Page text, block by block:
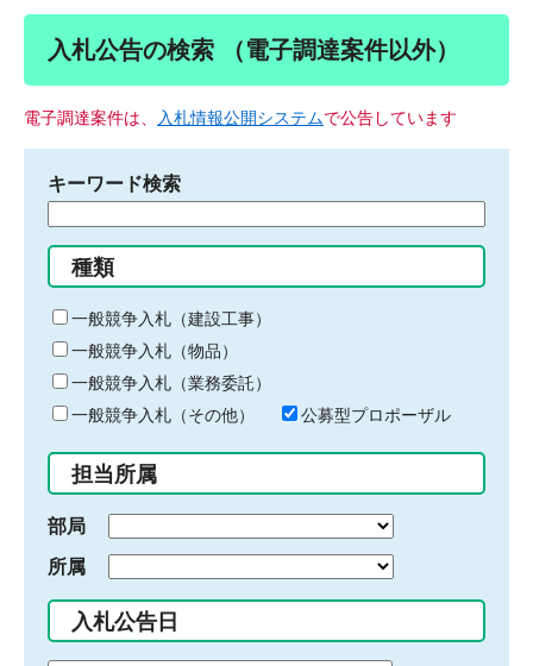
入札公告の検索 （電子調達案件以外）
電子調達案件は、 入札情報公開システムで公告しています
キーワード検索
る
キ
ー
ワ
ー
ド
入
力
種類
一般競争入札（建設工事）
一般競争入札（物品）
一般競争入札（業務委託）
一般競争入札（その他）
公募型プロポーザル
担当所属
部局
所属
入札公告日